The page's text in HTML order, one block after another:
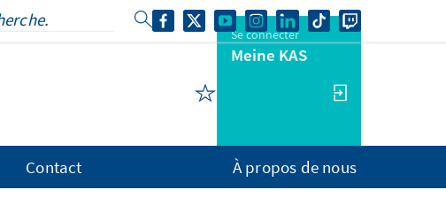
Se connecter
Meine KAS
Contact À propos de nous